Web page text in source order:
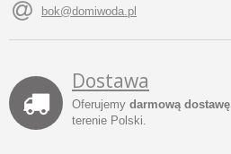
bok@domiwoda.pl
Dostawa
Oferujemy darmową dostawę
terenie Polski.